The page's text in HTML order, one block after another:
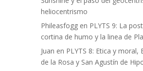
heliocentrismo
Phileasfogg en PLYTS 9: La
cortina de humo y la linea de
Juan en PLYTS 8: Etica y moral,
de la Rosa y San Agustín de